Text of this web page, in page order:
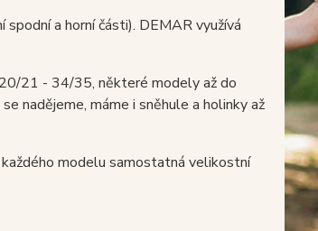
a horní části). DEMAR využívá
21 - 34/35, některé modely až do
nadějeme, máme i sněhule a holinky až
modelu samostatná velikostní